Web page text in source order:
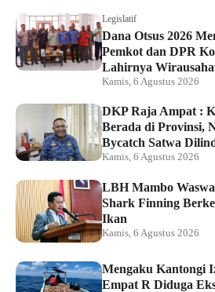
Legislatif
Dana Otsus 2026
Pemkot dan DPR
Lahirnya
Kamis, 6 Agustus 2026
DKP Raja Ampat :
Berada di Provinsi,
Bycatch Satwa
Kamis, 6 Agustus 2026
LBH Mambo
Shark Finning
Ikan
Kamis, 6 Agustus 2026
Mengaku Kantongi
Empat R Diduga